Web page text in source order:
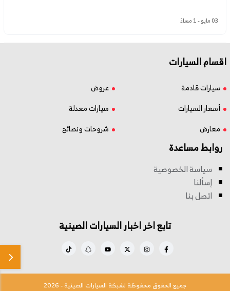
03 مايو - 1 مساءً
اقسام السيارات
سيارات قادمة
عروض
أسعار السيارات
سيارات معدلة
معارض
شروحات ونصائح
روابط مساعدة
سياسة الخصوصية
إسألنا
اتصل بنا
تابع اخر اخبار السيارات الصينية
جميع الحقوق محفوظة لشبكة السيارات الصينية - 2026